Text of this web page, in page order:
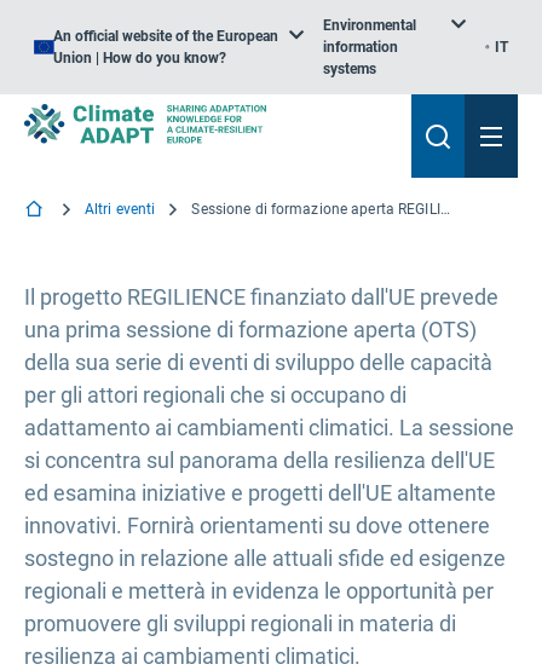
An official website of the European
Union | How do you know?
Environmental
information
systems
IT
Altri eventi Sessione di formazione aperta REGILIENZA sul panorama della resilienza dell'UE
Il progetto REGILIENCE finanziato dall'UE prevede
una prima sessione di formazione aperta (OTS)
della sua serie di eventi di sviluppo delle capacità
per gli attori regionali che si occupano di
adattamento ai cambiamenti climatici. La sessione
si concentra sul panorama della resilienza dell'UE
ed esamina iniziative e progetti dell'UE altamente
innovativi. Fornirà orientamenti su dove ottenere
sostegno in relazione alle attuali sfide ed esigenze
regionali e metterà in evidenza le opportunità per
promuovere gli sviluppi regionali in materia di
resilienza ai cambiamenti climatici.